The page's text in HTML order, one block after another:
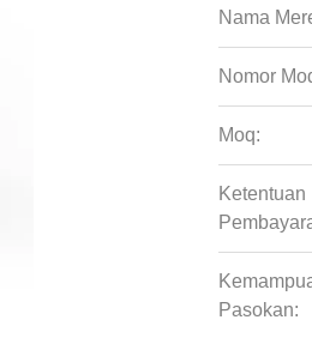
Nama
Nomor
Moq:
Ketentuan
Pasokan: